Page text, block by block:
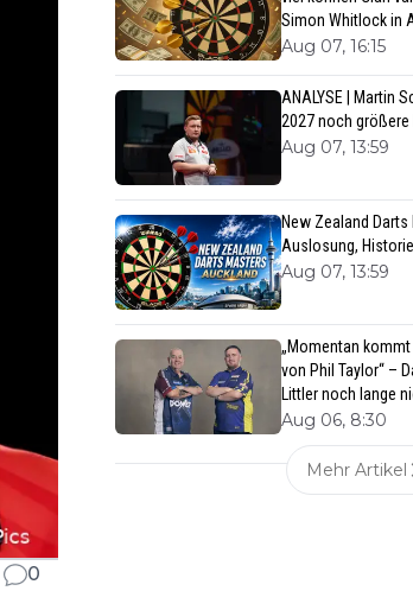
0
Simon Whitlock in
Aug 07, 16:15
ANALYSE | Martin
2027 noch
Aug 07, 13:59
New Zealand
Auslosung,
Aug 07, 13:59
„Momentan
von Phil Taylor“ –
Littler noch lange
Aug 06, 8:30
Mehr Artikel